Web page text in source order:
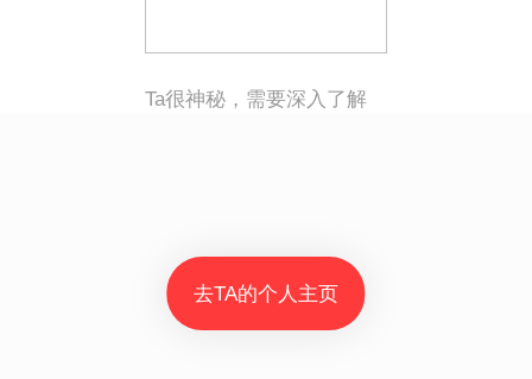
Ta很神秘，需要深入了解
去TA的个人主页